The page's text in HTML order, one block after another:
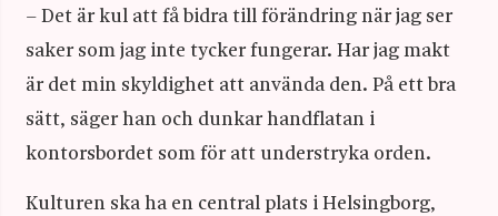
– Det är kul att få bidra till förändring när jag ser
saker som jag inte tycker fungerar. Har jag makt
är det min skyldighet att använda den. På ett bra
sätt, säger han och dunkar handflatan i
kontorsbordet som för att understryka orden.
Kulturen ska ha en central plats i Helsingborg,